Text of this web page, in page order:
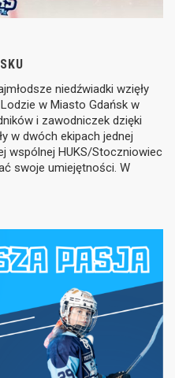
niedźwiadki wzięły
w Miasto Gdańsk w
i zawodniczek dzięki
w dwóch ekipach jednej
wspólnej HUKS/Stoczniowiec
swoje umiejętności. W